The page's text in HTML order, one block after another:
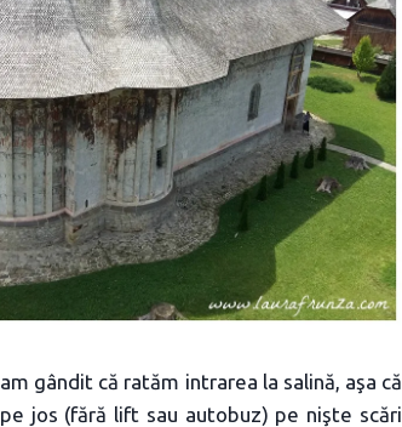
gândit că ratăm intrarea la salină, aşa că
jos (fără lift sau autobuz) pe nişte scări